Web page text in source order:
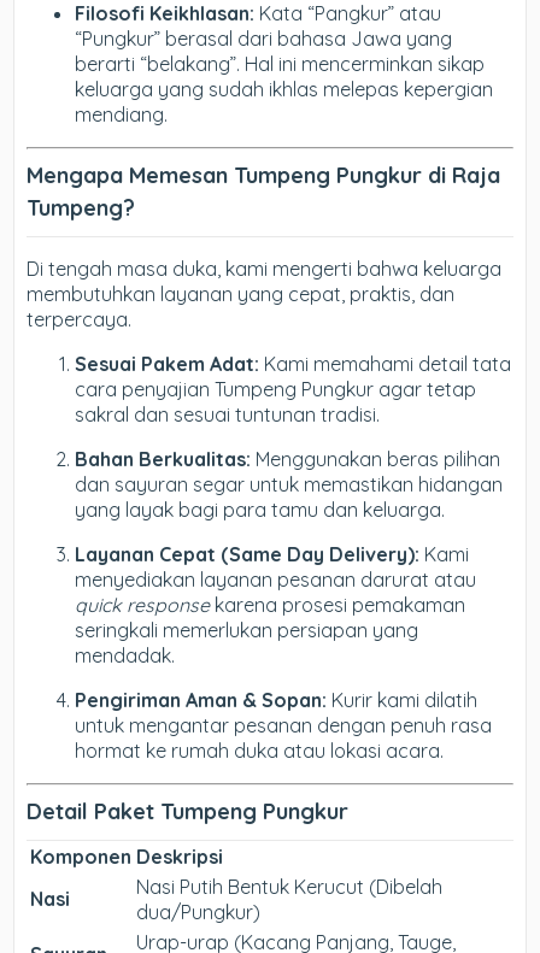
Filosofi Keikhlasan: Kata “Pangkur” atau
“Pungkur” berasal dari bahasa Jawa yang
berarti “belakang”. Hal ini mencerminkan sikap
keluarga yang sudah ikhlas melepas kepergian
mendiang.
Mengapa Memesan Tumpeng Pungkur di Raja
Tumpeng?
Di tengah masa duka, kami mengerti bahwa keluarga
membutuhkan layanan yang cepat, praktis, dan
terpercaya.
Sesuai Pakem Adat: Kami memahami detail tata
cara penyajian Tumpeng Pungkur agar tetap
sakral dan sesuai tuntunan tradisi.
Bahan Berkualitas: Menggunakan beras pilihan
dan sayuran segar untuk memastikan hidangan
yang layak bagi para tamu dan keluarga.
Layanan Cepat (Same Day Delivery): Kami
menyediakan layanan pesanan darurat atau
quick responsekarena prosesi pemakaman
seringkali memerlukan persiapan yang
mendadak.
Pengiriman Aman & Sopan: Kurir kami dilatih
untuk mengantar pesanan dengan penuh rasa
hormat ke rumah duka atau lokasi acara.
Detail Paket Tumpeng Pungkur
Komponen Deskripsi
Nasi
Nasi Putih Bentuk Kerucut (Dibelah
dua/Pungkur)
Urap-urap (Kacang Panjang, Tauge,